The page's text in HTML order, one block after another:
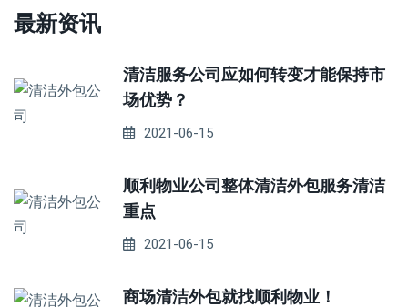
最新资讯
清洁服务公司应如何转变才能保持市
场优势？
2021-06-15
顺利物业公司整体清洁外包服务清洁
重点
2021-06-15
商场清洁外包就找顺利物业！